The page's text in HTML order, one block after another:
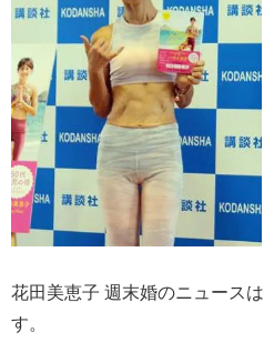
花田美恵子 週末婚のニュース
す。